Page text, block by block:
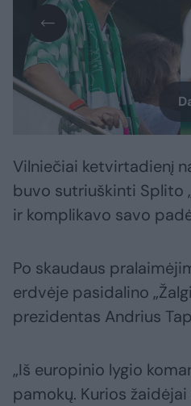
Vilniečiai ketvirtadienį
buvo sutriuškinti Splito
ir komplikavo savo
Po skaudaus
erdvėje pasidalino
prezidentas Andrius
„Iš europinio lygio
pamokų. Kurios